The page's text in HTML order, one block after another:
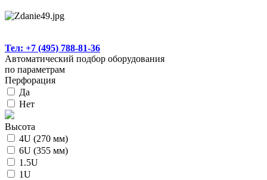
Тел: +7 (495) 788-81-36
Автоматический подбор оборудования
по параметрам
Перфорация
Да
Нет
Высота
4U (270 мм)
6U (355 мм)
1.5U
1U